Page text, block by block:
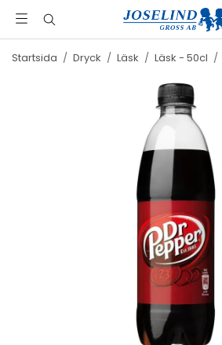
Startsida / Dryck / Läsk / Läsk - 50cl /